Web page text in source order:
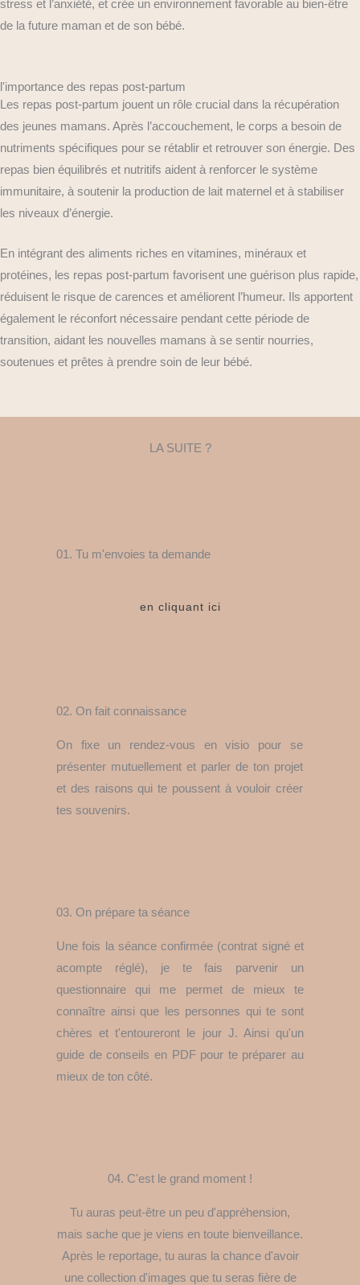
stress et l’anxiété, et crée un environnement favorable au bien-être
de la future maman et de son bébé.
l'importance des repas post-partum
Les repas post-partum jouent un rôle crucial dans la récupération
des jeunes mamans. Après l’accouchement, le corps a besoin de
nutriments spécifiques pour se rétablir et retrouver son énergie. Des
repas bien équilibrés et nutritifs aident à renforcer le système
immunitaire, à soutenir la production de lait maternel et à stabiliser
les niveaux d’énergie.
En intégrant des aliments riches en vitamines, minéraux et
protéines, les repas post-partum favorisent une guérison plus rapide,
réduisent le risque de carences et améliorent l’humeur. Ils apportent
également le réconfort nécessaire pendant cette période de
transition, aidant les nouvelles mamans à se sentir nourries,
soutenues et prêtes à prendre soin de leur bébé.
LA SUITE ?
01. Tu m'envoies ta demande
en cliquant ici
02. On fait connaissance
On fixe un rendez-vous en visio pour se
présenter mutuellement et parler de ton projet
et des raisons qui te poussent à vouloir créer
tes souvenirs.
03. On prépare ta séance
Une fois la séance confirmée (contrat signé et
acompte réglé), je te fais parvenir un
questionnaire qui me permet de mieux te
connaître ainsi que les personnes qui te sont
chères et t'entoureront le jour J. Ainsi qu'un
guide de conseils en PDF pour te préparer au
mieux de ton côté.
04. C'est le grand moment !
Tu auras peut-être un peu d'appréhension,
mais sache que je viens en toute bienveillance.
Après le reportage, tu auras la chance d'avoir
une collection d'images que tu seras fière de